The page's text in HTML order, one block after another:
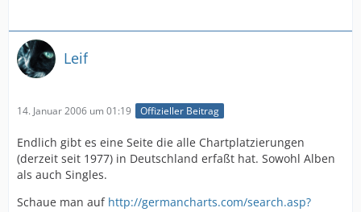
Leif
14. Januar 2006 um 01:19 Offizieller Beitrag
Endlich gibt es eine Seite die alle Chartplatzierungen
(derzeit seit 1977) in Deutschland erfaßt hat. Sowohl Alben
als auch Singles.
Schaue man auf http://germancharts.com/search.asp?